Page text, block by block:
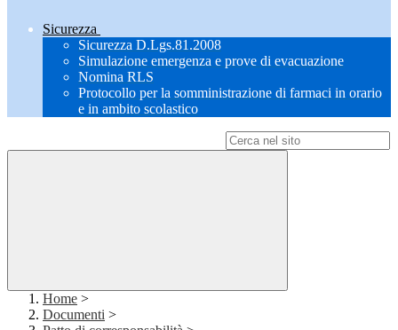
Sicurezza
Sicurezza D.Lgs.81.2008
Simulazione emergenza e prove di evacuazione
Nomina RLS
Protocollo per la somministrazione di farmaci in orario
e in ambito scolastico
Home >
Documenti >